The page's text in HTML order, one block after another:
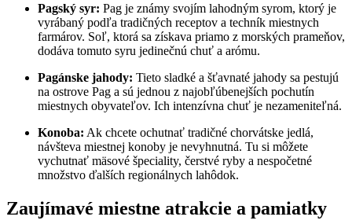
Pagský syr: Pag je známy svojím lahodným syrom, ktorý je
vyrábaný podľa tradičných receptov a techník miestnych
farmárov. Soľ, ktorá sa získava priamo z morských prameňov,
dodáva tomuto syru jedinečnú chuť a arómu.
Pagánske jahody: Tieto sladké a šťavnaté jahody sa pestujú
na ostrove Pag a sú jednou z najobľúbenejších pochutín
miestnych obyvateľov. Ich intenzívna chuť je nezameniteľná.
Konoba: Ak chcete ochutnať tradičné chorvátske jedlá,
návšteva miestnej konoby je nevyhnutná. Tu si môžete
vychutnať mäsové špeciality, čerstvé ryby a nespočetné
množstvo ďalších regionálnych lahôdok.
Zaujímavé miestne atrakcie a pamiatky